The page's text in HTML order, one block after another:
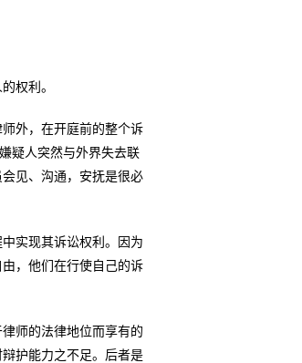
权利。
外，在开庭前的整个诉
疑人突然与外界失去联
见、沟通，安抚是很必
实现其诉讼权利。因为
，他们在行使自己的诉
师的法律地位而享有的
护能力之不足。后者是